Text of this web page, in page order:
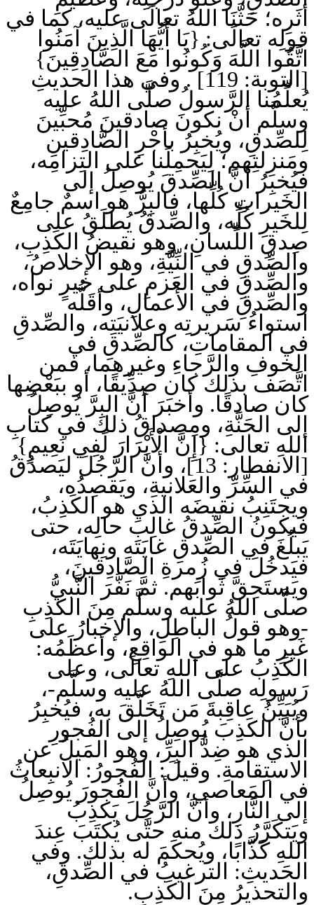
أثَرِه؛ حَثَّنَا اللهُ تعالَى عليه، كما في
قولِه تعالَى: {يَا أَيُّهَا الَّذِينَ آمَنُوا
اتَّقُوا اللَّهَ وَكُونُوا مَعَ الصَّادِقِينَ}
[التوبة: 119] . وفي هذا الحديثِ
يُعلِّمُنا الرَّسولُ صلَّى اللهُ عليه
وسلَّم أنْ نكونَ صادقينَ مُحبِّينَ
لِلصِّدقِ، ويُخبِرُ بأجْرِ الصَّادِقينِ
ومَنزِلتِهم؛ لِيَحمِلَنا على التِزامِه،
فيُخبِرُ أنَّ الصِّدقَ يُوصِلُ إلى
الخَيراتِ كُلِّها، فالبِرُّ هو اسمٌ جامِعٌ
لِلخَيرِ كُلِّه، والصِّدقُ يُطلَقُ على
صِدقِ اللِّسانِ، وهو نقيضُ الكَذِبِ،
والصِّدقِ في النِّيَّةِ، وهو الإخلاصُ،
والصِّدقِ في العَزمِ على خيرٍ نواه،
والصِّدقِ في الأعمالِ، وأقَلُّه
استواءُ سَريرتِه وعلانيَتِه، والصِّدقِ
في المقاماتِ، كالصِّدقِ في
الخوفِ والرَّجاءِ وغيرهما، فمن
اتَّصَف بذلك كان صِدِّيقًا، أو ببَعْضِها
كان صادقًا. وأخبَرَ أنَّ البِرَّ يُوصِلُ
إلى الجَنَّةِ، ومِصداقُ ذلك في كتابِ
اللهِ تعالى: {إِنَّ الْأَبْرَارَ لَفِي نَعِيمٍ}
[الانفطار: 13]، وأنَّ الرَّجُلَ ليَصدُقُ
في السِّرِّ والعَلانيةِ، ويَقصِدُه،
ويجتَنِبُ نقيضَه الذي هو الكَذِبُ،
فيكونُ الصِّدقُ غالِبَ حالِه، حتى
يَبلُغَ في الصِّدقِ غايَتَه ونِهايَتَه،
فيَدخُلَ في زُمرةِ الصَّادِقينَ،
ويَستَحِقَّ ثَوابَهم. ثمَّ نَفَّرَ النَّبيُّ
صلَّى اللهُ عليه وسلَّم مِنَ الكَذِبِ
-وهو قولُ الباطِلِ، والإخبارُ على
غَيرِ ما هو في الواقِعِ، وأعظَمُه:
الكَذِبُ على اللهِ تعالَى، وعلى
رَسولِه صلَّى اللهُ عليه وسلَّم-،
ويُبَيِّنُ عاقِبةَ مَن تَخَلَّقَ به، فيُخبِرُ
بأنَّ الكَذِبَ يُوصِلُ إلى الفُجورِ
الذي هو ضِدُّ البِرِّ، وهو المَيلُ عن
الاستِقامةِ. وقيلَ: الفُجورُ: الانبِعاثُ
في المَعاصي، وأنَّ الفُجورَ يُوصِلُ
إلى النَّارِ، وأنَّ الرَّجُلَ يَكذِبُ
ويَتكَرَّرُ ذلك منه حتَّى يُكتَبَ عِندَ
اللهِ كَذَّابًا، ويُحكَمَ له بذلك. وفي
الحَديثِ: الترغيبُ في الصِّدقِ،
والتحذيرُ مِنَ الكَذِبِ.